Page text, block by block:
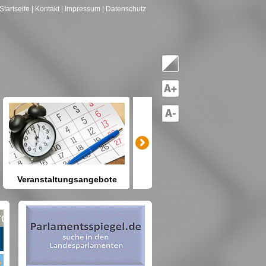
Startseite | Kontakt | Impressum | Datenschutz
Veranstaltungsangebote
Sie Berlin und seine Angebote?
nach Gruppen--->hier drücken